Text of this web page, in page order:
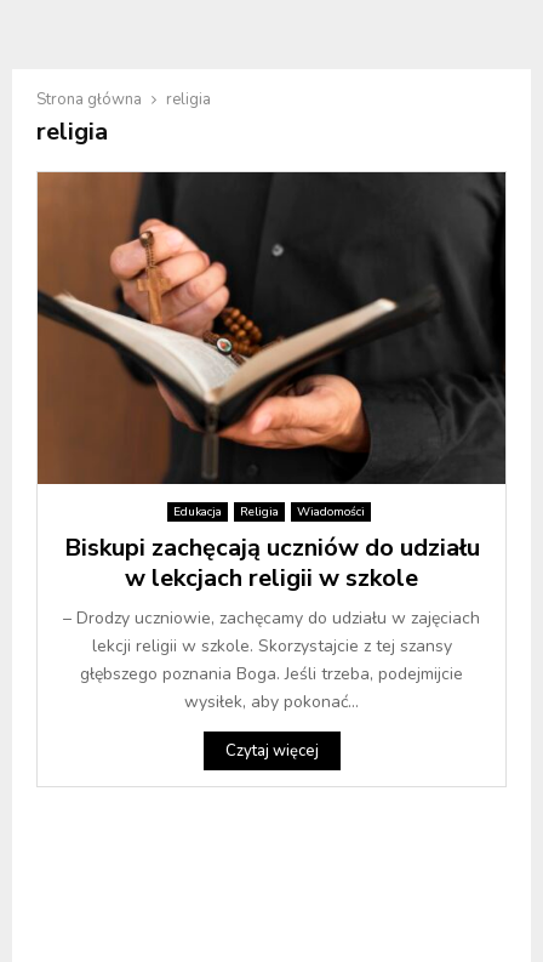
Strona główna religia
religia
Edukacja Religia Wiadomości
Biskupi zachęcają uczniów do udziału
w lekcjach religii w szkole
– Drodzy uczniowie, zachęcamy do udziału w zajęciach
lekcji religii w szkole. Skorzystajcie z tej szansy
głębszego poznania Boga. Jeśli trzeba, podejmijcie
wysiłek, aby pokonać...
Czytaj więcej